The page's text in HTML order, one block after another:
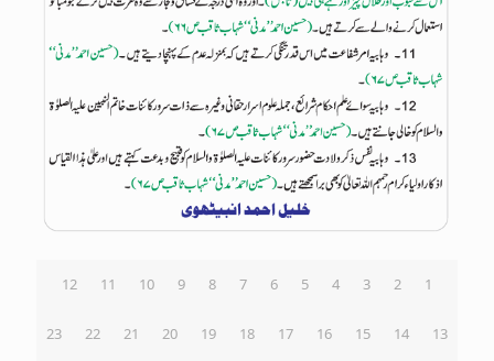
1
2
3
4
5
6
7
8
9
10
11
12
13
14
15
16
17
18
19
20
21
22
23